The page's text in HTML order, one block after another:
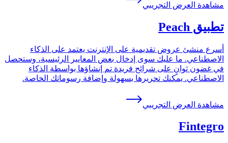
مشاهدة العرض التجريبي
تطبيق Peach
أسرع منشئ عروض تقديمية على الإنترنت يعتمد على الذكاء
الاصطناعي. ما عليك سوى إدخال بعض المعايير الرئيسية، وستحصل
في غضون ثوانٍ على شرائح فريدة تم إنشاؤها بواسطة الذكاء
الاصطناعي. يمكنك تحريرها بسهولة وإضافة رسوماتك الخاصة.
مشاهدة العرض التجريبي
Fintegro